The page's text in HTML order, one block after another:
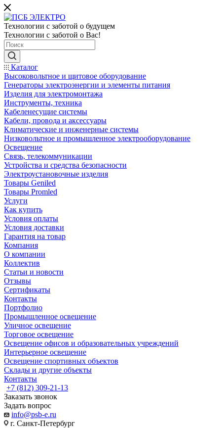
Технологии с заботой о будущем
Технологии с заботой о Вас!
Каталог
Высоковольтное и щитовое оборудование
Генераторы электроэнергии и элементы питания
Изделия для электромонтажа
Инструменты, техника
Кабеленесущие системы
Кабели, провода и аксессуары
Климатические и инженерные системы
Низковольтное и промышленное электрооборудование
Освещение
Связь, телекоммуникации
Устройства и средства безопасности
Электроустановочные изделия
Товары Geniled
Товары Promled
Услуги
Как купить
Условия оплаты
Условия доставки
Гарантия на товар
Компания
О компании
Коллектив
Статьи и новости
Отзывы
Сертификаты
Контакты
Портфолио
Промышленное освещение
Уличное освещение
Торговое освещение
Освещение офисов и образовательных учреждений
Интерьерное освещение
Освещение спортивных объектов
Склады и другие объекты
Контакты
+7 (812) 309-21-13
Заказать звонок
Задать вопрос
info@psb-e.ru
г. Санкт-Петербург